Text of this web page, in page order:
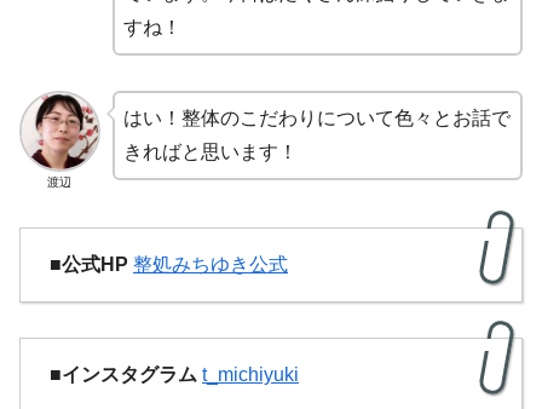
すね！
渡辺
はい！整体のこだわりについて色々とお話で
きればと思います！
■公式HP 整処みちゆき公式
■インスタグラム t_michiyuki